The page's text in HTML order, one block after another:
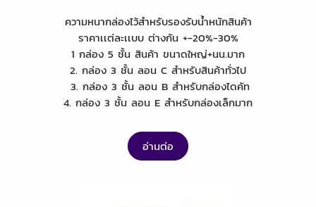
ความหนากล่องไว้สำหรับรองรับน้ำหนักสินค้า
ราคาเเต่ละเเบบ ต่างกัน +-20%-30%
1 กล่อง 5 ชั้น สินค้า ขนาดใหญ่+นน.มาก
2. กล่อง 3 ชั้น ลอน C สำหรับสินค้าทั่วไป
3. กล่อง 3 ชั้น ลอน B สำหรับกล่องไดคัท
4. กล่อง 3 ชั้น ลอน E สำหรับกล่องเล็กมาก
อ่านต่อ